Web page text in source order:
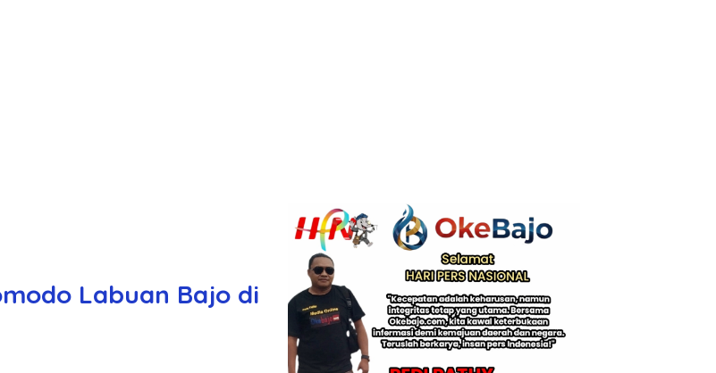
Labuan Bajo di